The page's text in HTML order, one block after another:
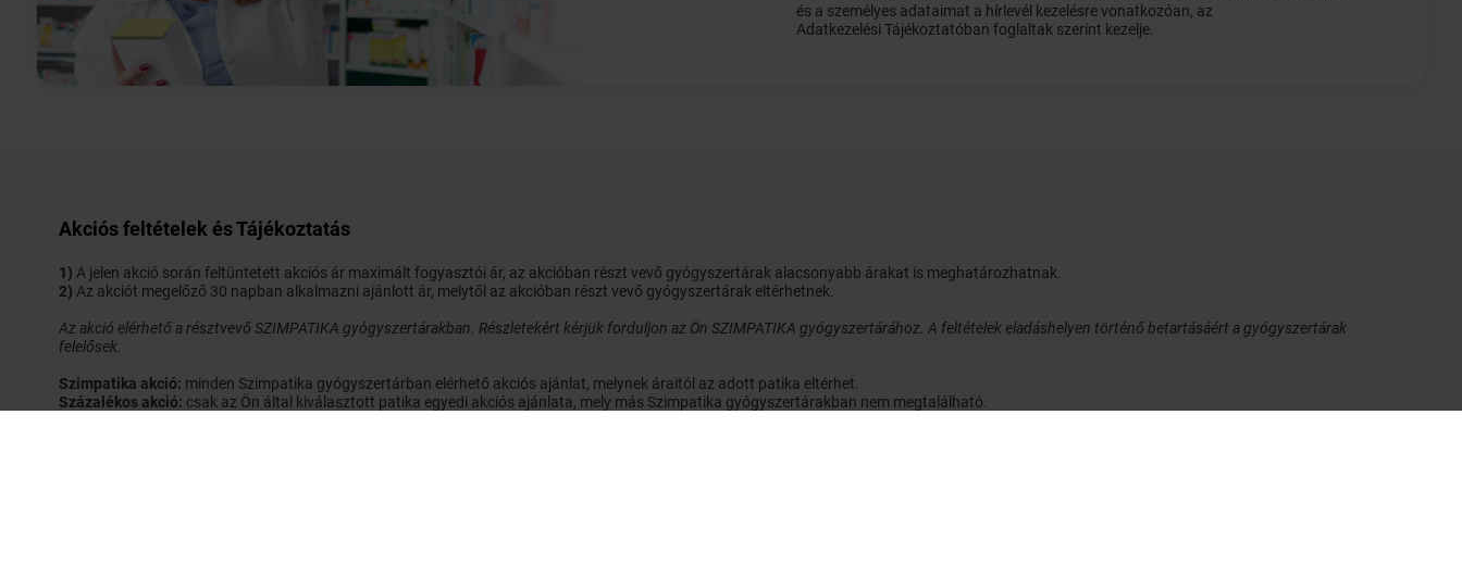
és a személyes adataimat a hírlevél kezelésre vonatkozóan, az
Adatkezelési Tájékoztatóban foglaltak szerint kezelje.
Akciós feltételek és Tájékoztatás
1) A jelen akció során feltüntetett akciós ár maximált fogyasztói ár, az akcióban részt vevő gyógyszertárak alacsonyabb árakat is meghatározhatnak.
2) Az akciót megelőző 30 napban alkalmazni ajánlott ár, melytől az akcióban részt vevő gyógyszertárak eltérhetnek.
Az akció elérhető a résztvevő SZIMPATIKA gyógyszertárakban. Részletekért kérjük forduljon az Ön SZIMPATIKA gyógyszertárához. A feltételek eladáshelyen történő betartásáért a gyógyszertárak
felelősek.
Szimpatika akció: minden Szimpatika gyógyszertárban elérhető akciós ajánlat, melynek áraitól az adott patika eltérhet.
Százalékos akció: csak az Ön által kiválasztott patika egyedi akciós ajánlata, mely más Szimpatika gyógyszertárakban nem megtalálható.